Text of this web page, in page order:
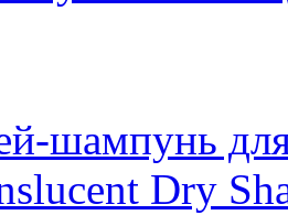
шампунь
Dry